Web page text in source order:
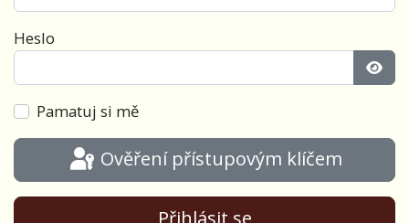
Heslo
Pamatuj si mě
Ověření přístupovým klíčem
Přihlásit se